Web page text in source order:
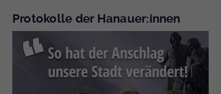
Protokolle der Hanauer:innen